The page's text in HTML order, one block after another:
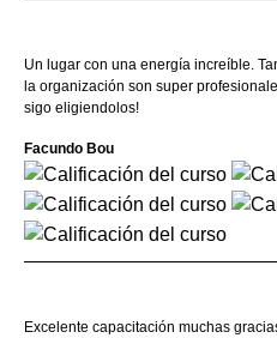
Un lugar con una energía increíble.
la organización son super
sigo eligiendolos!
Facundo Bou
Excelente capacitación muchas